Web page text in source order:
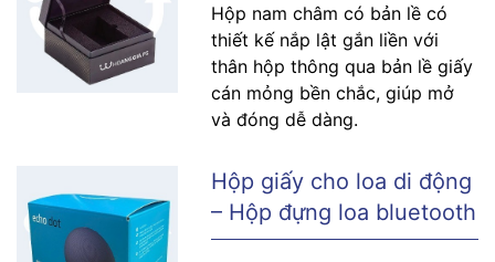
Hộp nam châm có bản lề có
thiết kế nắp lật gắn liền với
thân hộp thông qua bản lề giấy
cán mỏng bền chắc, giúp mở
và đóng dễ dàng.
Hộp giấy cho loa di động
– Hộp đựng loa bluetooth